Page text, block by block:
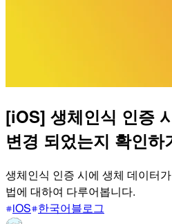
[iOS] 생체인식 인증
변경 되었는지 확인하
생체인식 인증 시에 생체 데이터
법에 대하여 다루어봅니다.
iOS 한국어블로그